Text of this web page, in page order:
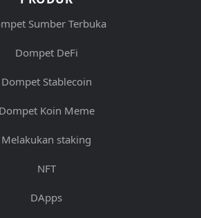
Sumber Terbuka
Dompet DeFi
Dompet Stablecoin
Dompet Koin Meme
Melakukan staking
NFT
DApps